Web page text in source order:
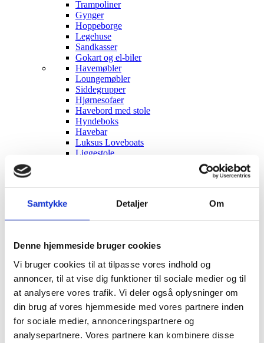
Samtykke Detaljer Om
Denne hjemmeside bruger cookies
Vi bruger cookies til at tilpasse vores indhold og
annoncer, til at vise dig funktioner til sociale medier og til
at analysere vores trafik. Vi deler også oplysninger om
din brug af vores hjemmeside med vores partnere inden
for sociale medier, annonceringspartnere og
analysepartnere. Vores partnere kan kombinere disse
Trampoliner
Gynger
Hoppeborge
Legehuse
Sandkasser
Gokart og el-biler
Havemøbler
Loungemøbler
Siddegrupper
Hjørnesofaer
Havebord med stole
Hyndeboks
Havebar
Luksus Loveboats
Liggestole
Model Rømø
Model Lübeck (Luksus)
Strandkurv cover I flere størrelser
Udendørs EL
Udendørs stikkontakter
Solcelleanlæg
Børn
Børnemøbler
Sminkeborde til børn